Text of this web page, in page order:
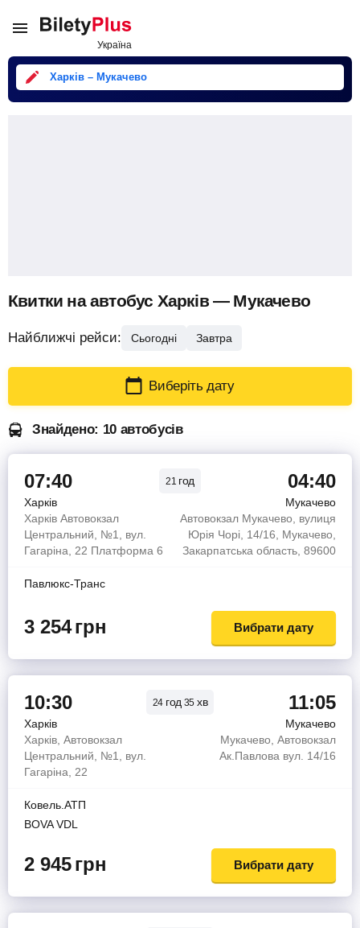
Харків – Мукачево
Квитки на автобус Харків — Мукачево
Найближчі рейси: Сьогодні Завтра
Виберіть дату
Знайдено: 10 автобусів
07:40 21 год 04:40
Харків
Мукачево
Харків Автовокзал
Центральний, №1, вул.
Гагаріна, 22 Платформа 6
Автовокзал Мукачево, вулиця
Юрія Чорі, 14/16, Мукачево,
Закарпатська область, 89600
Павлюкс-Транс
3 254грн Вибрати дату
10:30 24 год 35 хв 11:05
Харків
Мукачево
Харків, Автовокзал
Центральний, №1, вул.
Гагаріна, 22
Мукачево, Автовокзал
Ак.Павлова вул. 14/16
Ковель.АТП
BOVA VDL
2 945грн Вибрати дату